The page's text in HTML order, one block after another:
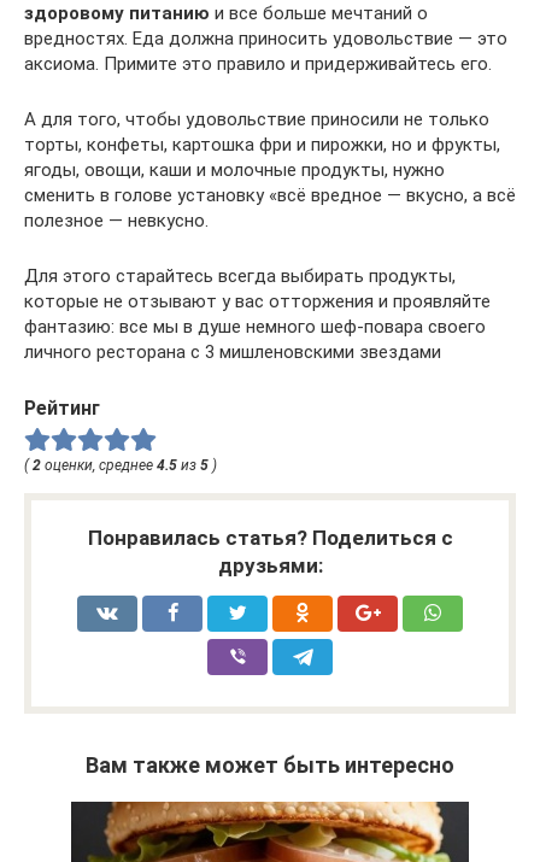
здоровому питанию и все больше мечтаний о
вредностях. Еда должна приносить удовольствие — это
аксиома. Примите это правило и придерживайтесь его.
А для того, чтобы удовольствие приносили не только
торты, конфеты, картошка фри и пирожки, но и фрукты,
ягоды, овощи, каши и молочные продукты, нужно
сменить в голове установку «всё вредное — вкусно, а всё
полезное — невкусно.
Для этого старайтесь всегда выбирать продукты,
которые не отзывают у вас отторжения и проявляйте
фантазию: все мы в душе немного шеф-повара своего
личного ресторана с 3 мишленовскими звездами
Рейтинг
(2 оценки, среднее 4.5 из 5 )
Понравилась статья? Поделиться с
друзьями:
Вам также может быть интересно